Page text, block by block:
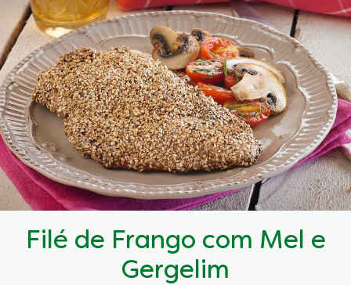
Filé de Frango com Mel e
Gergelim